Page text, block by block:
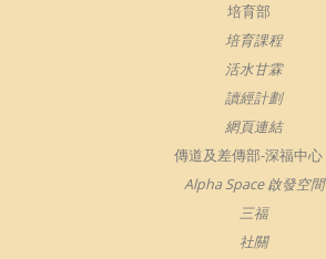
培育部
培育課程
活水甘霖
讀經計劃
網頁連結
傳道及差傳部-深福中心
Alpha Space 啟發空間
三福
社關